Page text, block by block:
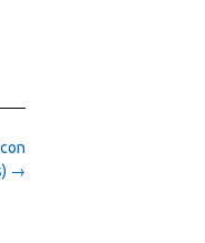
→